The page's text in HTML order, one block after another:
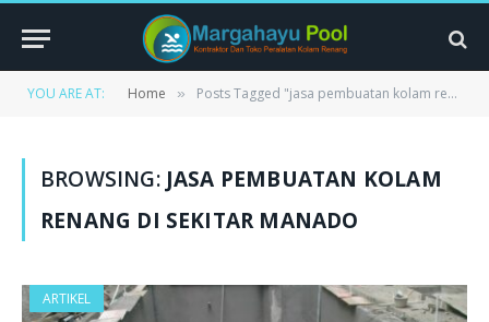
YOU ARE AT: Home » Posts Tagged "jasa pembuatan kolam renang di sekitar manado"
BROWSING: JASA PEMBUATAN KOLAM
RENANG DI SEKITAR MANADO
ARTIKEL